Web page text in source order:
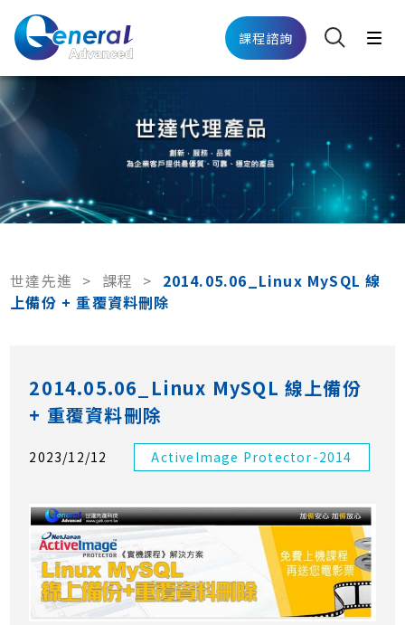
課程諮詢
世達先進 > 課程 > 2014.05.06_Linux MySQL 線
上備份 + 重覆資料刪除
2014.05.06_Linux MySQL 線上備份
+ 重覆資料刪除
2023/12/12 Activelmage Protector-2014